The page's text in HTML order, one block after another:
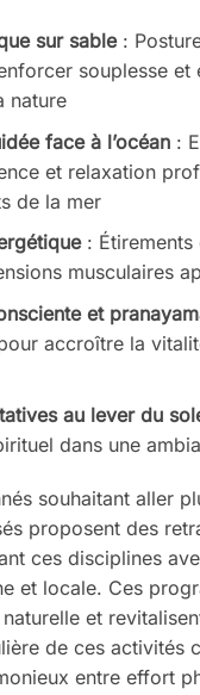
sur sable:
souplesse et
nature
face à l’océan:
et relaxation
de la mer
: Étirements
musculaires
et
accroître la
au lever du
dans une
souhaitant aller
proposent des
ces disciplines
et locale. Ces
et
de ces activités
entre effort